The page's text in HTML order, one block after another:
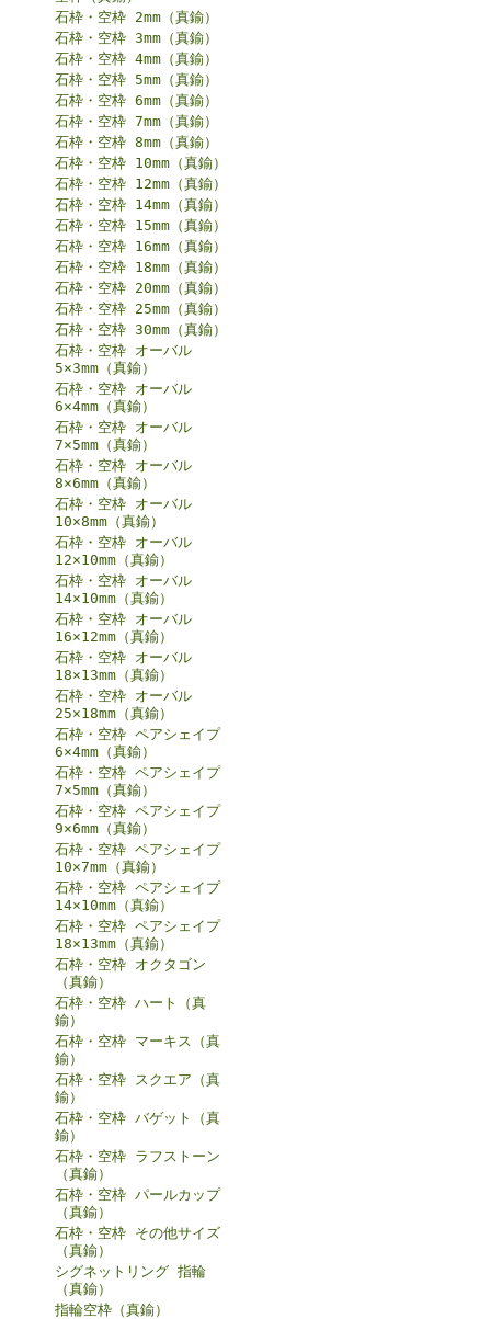
石枠・空枠 2mm（真鍮）
石枠・空枠 3mm（真鍮）
石枠・空枠 4mm（真鍮）
石枠・空枠 5mm（真鍮）
石枠・空枠 6mm（真鍮）
石枠・空枠 7mm（真鍮）
石枠・空枠 8mm（真鍮）
石枠・空枠 10mm（真鍮）
石枠・空枠 12mm（真鍮）
石枠・空枠 14mm（真鍮）
石枠・空枠 15mm（真鍮）
石枠・空枠 16mm（真鍮）
石枠・空枠 18mm（真鍮）
石枠・空枠 20mm（真鍮）
石枠・空枠 25mm（真鍮）
石枠・空枠 30mm（真鍮）
石枠・空枠 オーバル
5×3mm（真鍮）
石枠・空枠 オーバル
6×4mm（真鍮）
石枠・空枠 オーバル
7×5mm（真鍮）
石枠・空枠 オーバル
8×6mm（真鍮）
石枠・空枠 オーバル
10×8mm（真鍮）
石枠・空枠 オーバル
12×10mm（真鍮）
石枠・空枠 オーバル
14×10mm（真鍮）
石枠・空枠 オーバル
16×12mm（真鍮）
石枠・空枠 オーバル
18×13mm（真鍮）
石枠・空枠 オーバル
25×18mm（真鍮）
石枠・空枠 ペアシェイプ
6×4mm（真鍮）
石枠・空枠 ペアシェイプ
7×5mm（真鍮）
石枠・空枠 ペアシェイプ
9×6mm（真鍮）
石枠・空枠 ペアシェイプ
10×7mm（真鍮）
石枠・空枠 ペアシェイプ
14×10mm（真鍮）
石枠・空枠 ペアシェイプ
18×13mm（真鍮）
石枠・空枠 オクタゴン
（真鍮）
石枠・空枠 ハート（真
鍮）
石枠・空枠 マーキス（真
鍮）
石枠・空枠 スクエア（真
鍮）
石枠・空枠 バゲット（真
鍮）
石枠・空枠 ラフストーン
（真鍮）
石枠・空枠 パールカップ
（真鍮）
石枠・空枠 その他サイズ
（真鍮）
シグネットリング 指輪
（真鍮）
指輪空枠（真鍮）